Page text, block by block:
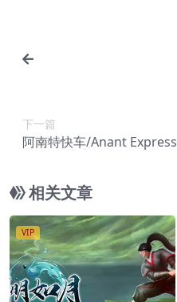
下一篇
阿南特快车/Anant Express
相关文章
VIP